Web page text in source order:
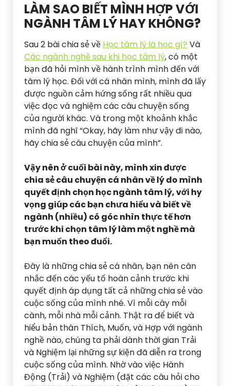
LÀM SAO BIẾT MÌNH HỢP VỚI
NGÀNH TÂM LÝ HAY KHÔNG?
Sau 2 bài chia sẻ về Học tâm lý là học gì? Và
Các ngành nghề sau khi học tâm lý, có một
bạn đã hỏi mình về hành trình mình đến với
tâm lý học. Đối với cá nhân mình, mình đã lấy
được nguồn cảm hứng sống rất nhiều qua
việc đọc và nghiệm các câu chuyện sống
của người khác. Và trong một khoảnh khắc
mình đã nghĩ “Okay, hãy làm như vậy đi nào,
hãy chia sẻ câu chuyện của mình”.
Vậy nên ở cuối bài này, mình xin được
chia sẻ câu chuyện cá nhân về lý do mình
quyết định chọn học ngành tâm lý, với hy
vọng giúp các bạn chưa hiểu và biết về
ngành (nhiều) có góc nhìn thực tế hơn
trước khi chọn tâm lý làm một nghề mà
bạn muốn theo đuổi.
Đây là những chia sẻ cá nhân, bạn nên cân
nhắc đến các yếu tố hoàn cảnh trước khi
quyết định áp dụng tất cả những chia sẻ vào
cuộc sống của mình nhé. Vì mỗi cây mỗi
cành, mỗi nhà mỗi cảnh. Thật ra để biết và
hiểu bản thân Thích, Muốn, và Hợp với ngành
nghề nào, chúng ta phải dành thời gian Trải
và Nghiệm lại những sự kiện đã diễn ra trong
cuộc sống của mình. Nhờ vào việc Hành
Động (Trải) và Nghiệm (đặt các câu hỏi cho